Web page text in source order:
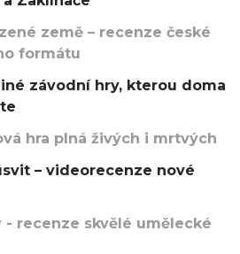
země – recenze české
formátu
závodní hry, kterou doma
hra plná živých i mrtvých
– videorecenze nové
- recenze skvělé umělecké